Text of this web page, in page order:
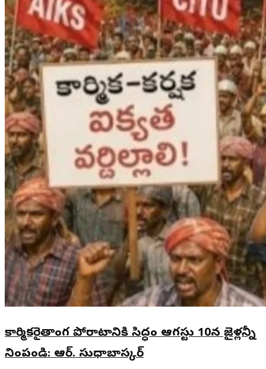
కార్మికరైతాంగ పోరాటానికి సిద్ధం ఆగస్టు 10న జైళ్లన్నీ
నింపండి: ఆర్. సుధాబాస్కర్